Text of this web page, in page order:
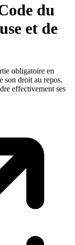
du
et de
obligatoire en
son droit au repos.
effectivement ses